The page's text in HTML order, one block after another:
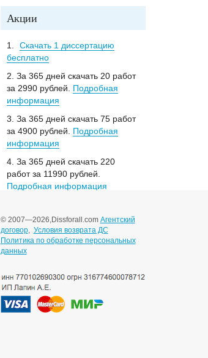
Акции
1.
Скачать 1 диссертацию
бесплатно
2. За 365 дней скачать 20 работ
за 2990 рублей. Подробная
информация
3. За 365 дней скачать 75 работ
за 4900 рублей. Подробная
информация
4. За 365 дней скачать 220
работ за 11990 рублей.
Подробная информация
© 2007—2026,Dissforall.com Агентский
договор, Условия возврата ДС
Политика по обработке персональных
данных